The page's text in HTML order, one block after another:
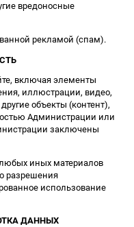
вредоносные
рекламой (спам).
включая элементы
иллюстрации, видео,
объекты (контент),
Администрации или
заключены
иных материалов
разрешения
использование
ДАННЫХ